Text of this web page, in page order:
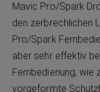
Mavic Pro/Spark
den zerbrechlichen
Pro/Spark
aber sehr effektiv
Fernbedienung, wie
vorgeformte